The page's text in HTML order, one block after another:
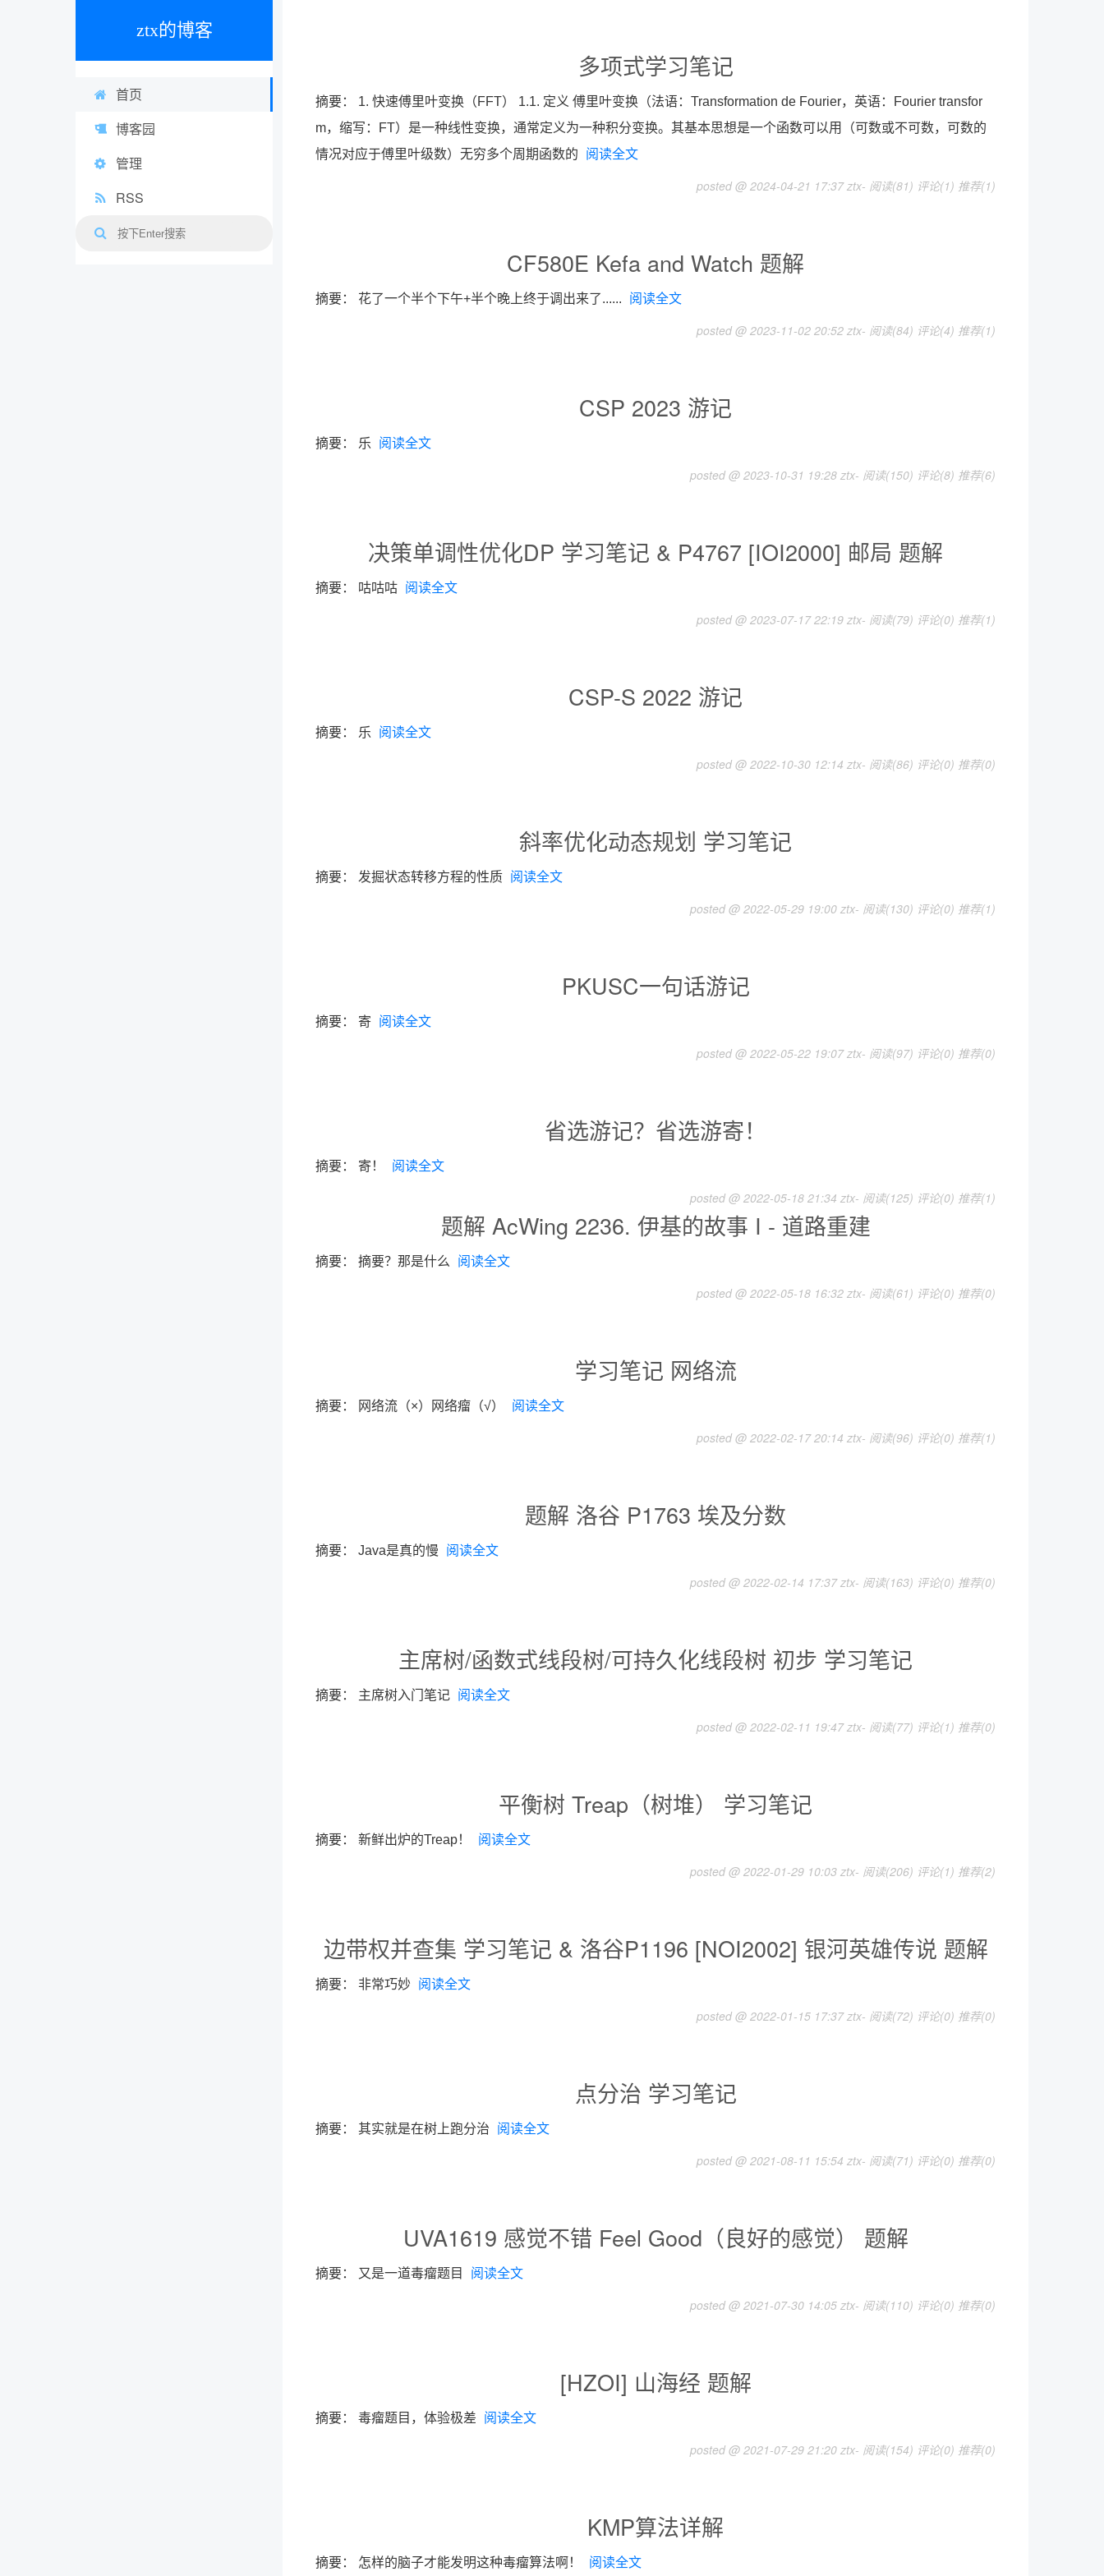
ztx的博客
首页
博客园
管理
RSS
多项式学习笔记
摘要： 1. 快速傅里叶变换（FFT） 1.1. 定义 傅里叶变换（法语：Transformation de Fourier，英语：Fourier transfor
m，缩写：FT）是一种线性变换，通常定义为一种积分变换。其基本思想是一个函数可以用（可数或不可数，可数的
情况对应于傅里叶级数）无穷多个周期函数的
阅读全文
posted @ 2024-04-21 17:37 ztx- 阅读(81) 评论(1) 推荐(1)
CF580E Kefa and Watch 题解
摘要： 花了一个半个下午+半个晚上终于调出来了...... 阅读全文
posted @ 2023-11-02 20:52 ztx- 阅读(84) 评论(4) 推荐(1)
CSP 2023 游记
摘要： 乐 阅读全文
posted @ 2023-10-31 19:28 ztx- 阅读(150) 评论(8) 推荐(6)
决策单调性优化DP 学习笔记 & P4767 [IOI2000] 邮局 题解
摘要： 咕咕咕 阅读全文
posted @ 2023-07-17 22:19 ztx- 阅读(79) 评论(0) 推荐(1)
CSP-S 2022 游记
摘要： 乐 阅读全文
posted @ 2022-10-30 12:14 ztx- 阅读(86) 评论(0) 推荐(0)
斜率优化动态规划 学习笔记
摘要： 发掘状态转移方程的性质 阅读全文
posted @ 2022-05-29 19:00 ztx- 阅读(130) 评论(0) 推荐(1)
PKUSC一句话游记
摘要： 寄 阅读全文
posted @ 2022-05-22 19:07 ztx- 阅读(97) 评论(0) 推荐(0)
省选游记？省选游寄！
摘要： 寄！ 阅读全文
posted @ 2022-05-18 21:34 ztx- 阅读(125) 评论(0) 推荐(1)
题解 AcWing 2236. 伊基的故事 I - 道路重建
摘要： 摘要？那是什么 阅读全文
posted @ 2022-05-18 16:32 ztx- 阅读(61) 评论(0) 推荐(0)
学习笔记 网络流
摘要： 网络流（×）网络瘤（√） 阅读全文
posted @ 2022-02-17 20:14 ztx- 阅读(96) 评论(0) 推荐(1)
题解 洛谷 P1763 埃及分数
摘要： Java是真的慢 阅读全文
posted @ 2022-02-14 17:37 ztx- 阅读(163) 评论(0) 推荐(0)
主席树/函数式线段树/可持久化线段树 初步 学习笔记
摘要： 主席树入门笔记 阅读全文
posted @ 2022-02-11 19:47 ztx- 阅读(77) 评论(1) 推荐(0)
平衡树 Treap（树堆） 学习笔记
摘要： 新鲜出炉的Treap！ 阅读全文
posted @ 2022-01-29 10:03 ztx- 阅读(206) 评论(1) 推荐(2)
边带权并查集 学习笔记 & 洛谷P1196 [NOI2002] 银河英雄传说 题解
摘要： 非常巧妙 阅读全文
posted @ 2022-01-15 17:37 ztx- 阅读(72) 评论(0) 推荐(0)
点分治 学习笔记
摘要： 其实就是在树上跑分治 阅读全文
posted @ 2021-08-11 15:54 ztx- 阅读(71) 评论(0) 推荐(0)
UVA1619 感觉不错 Feel Good（良好的感觉） 题解
摘要： 又是一道毒瘤题目 阅读全文
posted @ 2021-07-30 14:05 ztx- 阅读(110) 评论(0) 推荐(0)
[HZOI] 山海经 题解
摘要： 毒瘤题目，体验极差 阅读全文
posted @ 2021-07-29 21:20 ztx- 阅读(154) 评论(0) 推荐(0)
KMP算法详解
摘要： 怎样的脑子才能发明这种毒瘤算法啊！ 阅读全文